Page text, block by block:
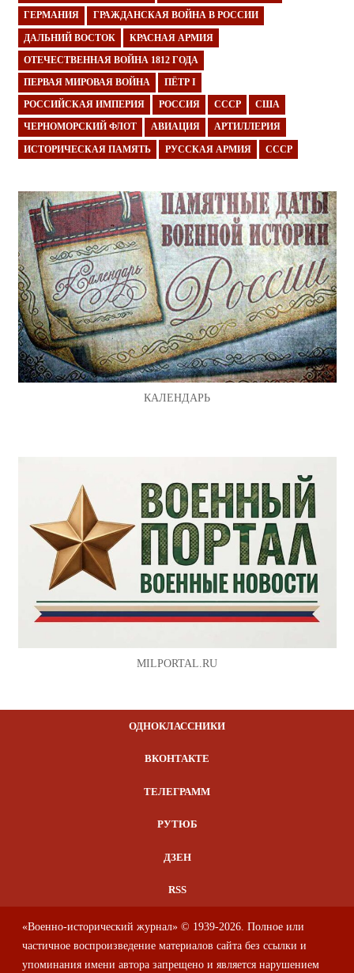
ГЕРМАНИЯ ГРАЖДАНСКАЯ ВОЙНА В РОССИИ
ДАЛЬНИЙ ВОСТОК КРАСНАЯ АРМИЯ
ОТЕЧЕСТВЕННАЯ ВОЙНА 1812 ГОДА
ПЕРВАЯ МИРОВАЯ ВОЙНА ПЁТР I
РОССИЙСКАЯ ИМПЕРИЯ РОССИЯ СССР США
ЧЕРНОМОРСКИЙ ФЛОТ АВИАЦИЯ АРТИЛЛЕРИЯ
ИСТОРИЧЕСКАЯ ПАМЯТЬ РУССКАЯ АРМИЯ СССР
КАЛЕНДАРЬ
MILPORTAL.RU
ОДНОКЛАССНИКИ
ВКОНТАКТЕ
ТЕЛЕГРАММ
РУТЮБ
ДЗЕН
RSS
«Военно-исторический журнал» © 1939-2026. Полное или
частичное воспроизведение материалов сайта без ссылки и
упоминания имени автора запрещено и является нарушением